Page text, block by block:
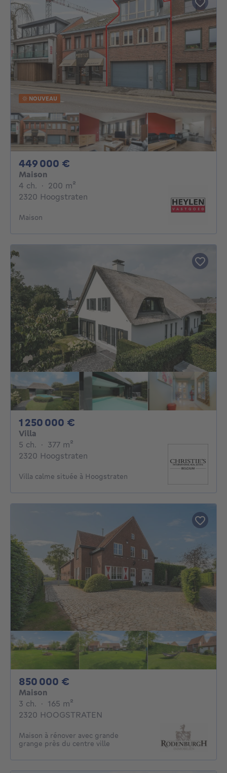
NOUVEAU
449 000 €
Maison
4 ch. 4 chambres
· 200 m²
2320 Hoogstraten
Maison
1 250 000 €
Villa
5 ch. 5 chambres
· 377 m²
2320 Hoogstraten
Villa calme située à Hoogstraten
850 000 €
Maison
3 ch. 3 chambres
· 165 m²
2320 HOOGSTRATEN
Maison à rénover avec grande
grange près du centre ville